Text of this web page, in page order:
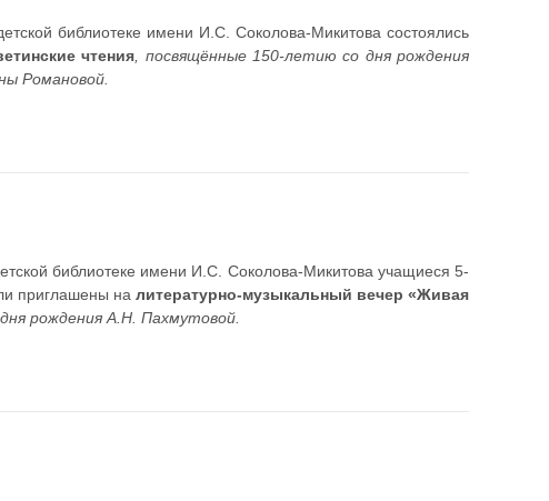
библиотеке имени И.С. Соколова-Микитова состоялись
чтения, посвящённые 150-летию со дня рождения
Романовой.
библиотеке имени И.С. Соколова-Микитова учащиеся 5-
приглашены на литературно-музыкальный вечер «Живая
рождения А.Н. Пахмутовой.